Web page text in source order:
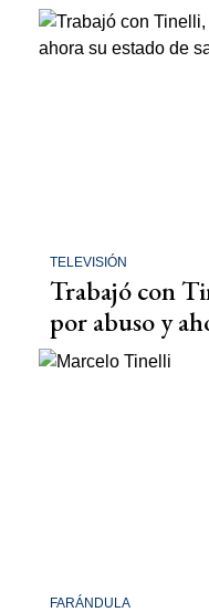
TELEVISIÓN
Trabajó con
por abuso y
FARÁNDULA